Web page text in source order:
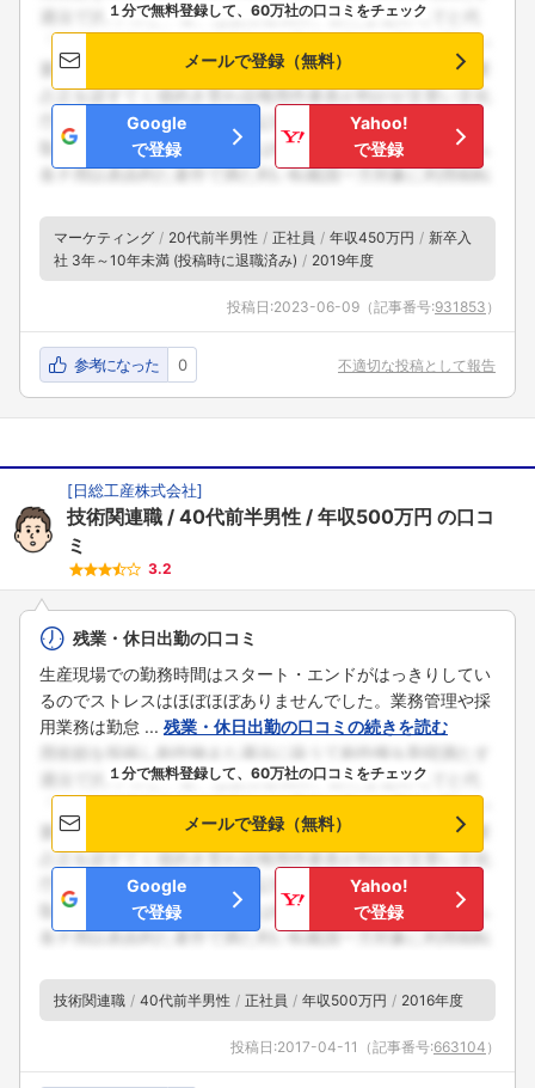
１分で無料登録して、60万社の口コミをチェック
メールで登録（無料）
Google
で登録
Yahoo!
で登録
マーケティング 20代前半男性 正社員 年収450万円
新卒入
社 3年～10年未満 (投稿時に退職済み)
2019年度
投稿日:2023-06-09 （記事番号:931853 ）
参考になった 0 不適切な投稿として報告
[日総工産株式会社]
技術関連職 40代前半男性 年収500万円 の口コ
ミ
3.2
残業・休日出勤の口コミ
生産現場での勤務時間はスタート・エンドがはっきりしてい
るのでストレスはほぼほぼありませんでした。業務管理や採
用業務は勤怠 ... 残業・休日出勤の口コミの続きを読む
１分で無料登録して、60万社の口コミをチェック
メールで登録（無料）
Google
で登録
Yahoo!
で登録
技術関連職 40代前半男性 正社員 年収500万円 2016年度
投稿日:2017-04-11 （記事番号:663104 ）